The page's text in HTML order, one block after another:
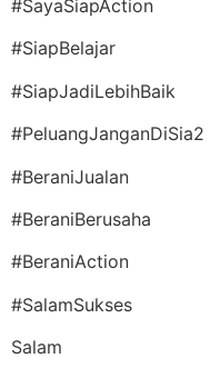
#SayaSiapAction
#SiapBelajar
#SiapJadiLebihBaik
#PeluangJanganDiSia2
#BeraniJualan
#BeraniBerusaha
#BeraniAction
#SalamSukses
Salam